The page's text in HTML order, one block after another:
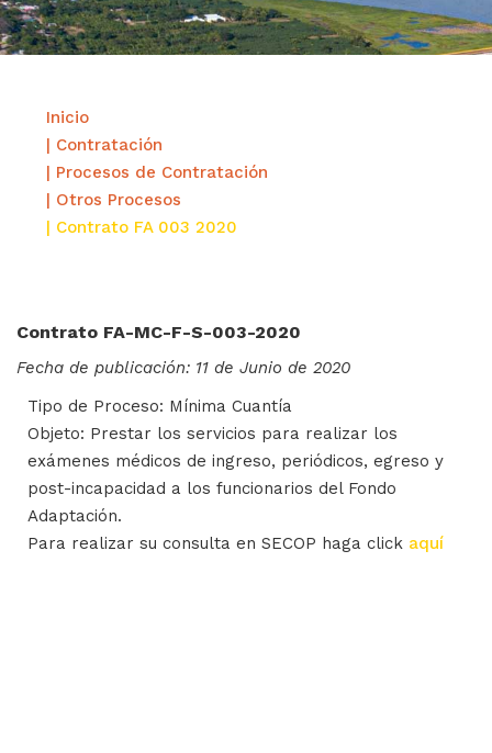
Inicio
| Contratación
| Procesos de Contratación
| Otros Procesos
| Contrato FA 003 2020
Contrato FA-MC-F-S-003-2020
Fecha de publicación: 11 de Junio de 2020
Tipo de Proceso: Mínima Cuantía
Objeto: Prestar los servicios para realizar los
exámenes médicos de ingreso, periódicos, egreso y
post-incapacidad a los funcionarios del Fondo
Adaptación.
Para realizar su consulta en SECOP haga click aquí